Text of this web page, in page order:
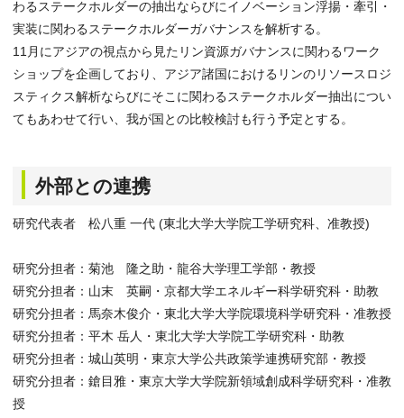
わるステークホルダーの抽出ならびにイノベーション浮揚・牽引・
実装に関わるステークホルダーガバナンスを解析する。
11月にアジアの視点から見たリン資源ガバナンスに関わるワーク
ショップを企画しており、アジア諸国におけるリンのリソースロジ
スティクス解析ならびにそこに関わるステークホルダー抽出につい
てもあわせて行い、我が国との比較検討も行う予定とする。
外部との連携
研究代表者 松八重 一代 (東北大学大学院工学研究科、准教授)
研究分担者：菊池 隆之助・龍谷大学理工学部・教授
研究分担者：山末 英嗣・京都大学エネルギー科学研究科・助教
研究分担者：馬奈木俊介・東北大学大学院環境科学研究科・准教授
研究分担者：平木 岳人・東北大学大学院工学研究科・助教
研究分担者：城山英明・東京大学公共政策学連携研究部・教授
研究分担者：鎗目雅・東京大学大学院新領域創成科学研究科・准教
授